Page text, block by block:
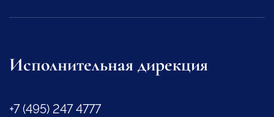
Исполнительная дирекция
+7 (495) 247 4777